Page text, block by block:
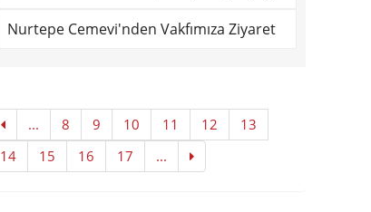
Nurtepe Cemevi'nden Vakfımıza Ziyaret
... 8 9 10 11 12
13
14
15 16 17 ...